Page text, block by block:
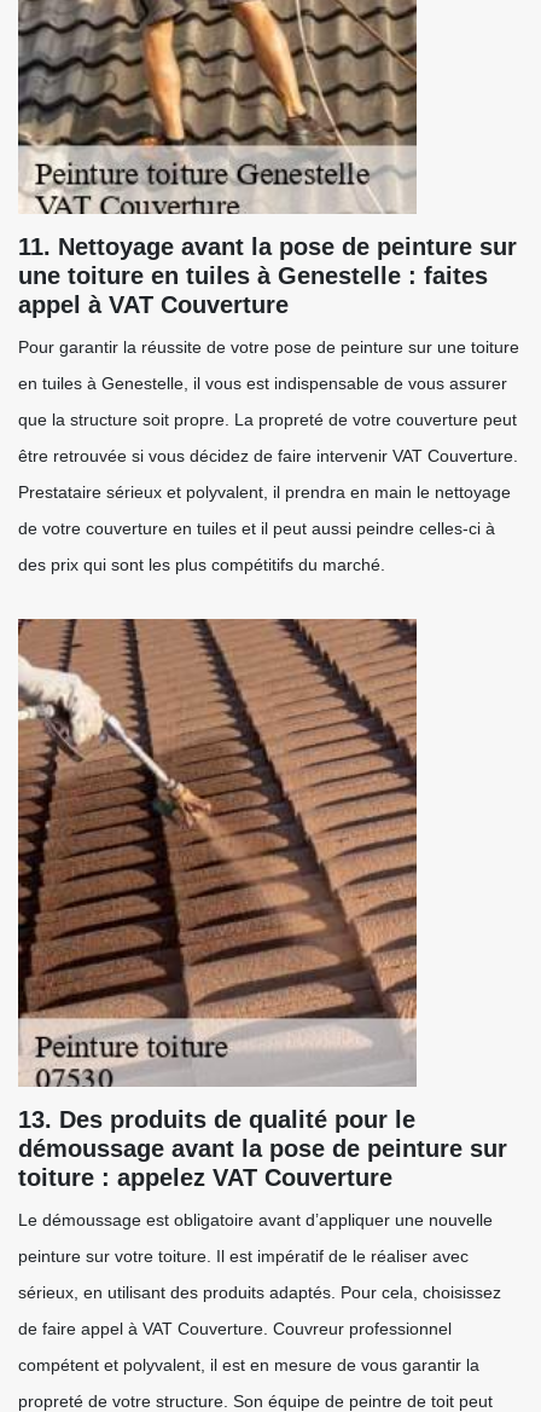
11. Nettoyage avant la pose de peinture sur
une toiture en tuiles à Genestelle : faites
appel à VAT Couverture
Pour garantir la réussite de votre pose de peinture sur une toiture
en tuiles à Genestelle, il vous est indispensable de vous assurer
que la structure soit propre. La propreté de votre couverture peut
être retrouvée si vous décidez de faire intervenir VAT Couverture.
Prestataire sérieux et polyvalent, il prendra en main le nettoyage
de votre couverture en tuiles et il peut aussi peindre celles-ci à
des prix qui sont les plus compétitifs du marché.
13. Des produits de qualité pour le
démoussage avant la pose de peinture sur
toiture : appelez VAT Couverture
Le démoussage est obligatoire avant d’appliquer une nouvelle
peinture sur votre toiture. Il est impératif de le réaliser avec
sérieux, en utilisant des produits adaptés. Pour cela, choisissez
de faire appel à VAT Couverture. Couvreur professionnel
compétent et polyvalent, il est en mesure de vous garantir la
propreté de votre structure. Son équipe de peintre de toit peut